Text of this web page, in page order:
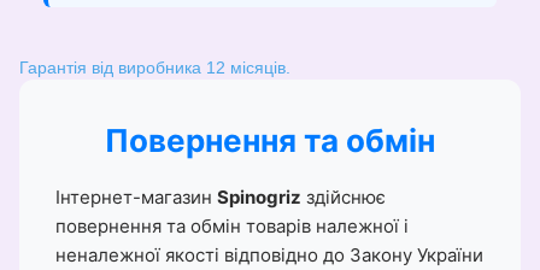
Гарантія від виробника 12 місяців.
Повернення та обмін
Інтернет-магазин Spinogriz здійснює
повернення та обмін товарів належної і
неналежної якості відповідно до Закону України